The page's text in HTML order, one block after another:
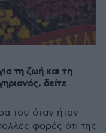
τη ζωή και τη
δείτε
του όταν ήταν
φορές ότι της